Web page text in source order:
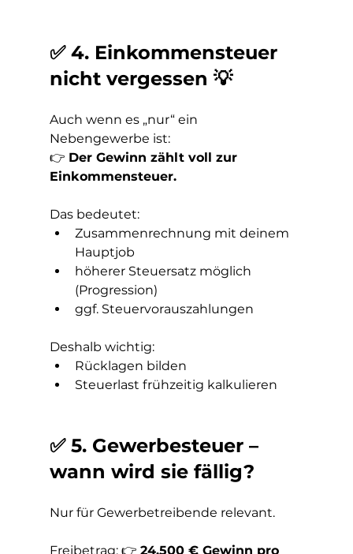
✅ 4. Einkommensteuer
nicht vergessen 💡
Auch wenn es „nur“ ein
Nebengewerbe ist:
👉 Der Gewinn zählt voll zur
Einkommensteuer.
Das bedeutet:
Zusammenrechnung mit deinem
Hauptjob
höherer Steuersatz möglich
(Progression)
ggf. Steuervorauszahlungen
Deshalb wichtig:
Rücklagen bilden
Steuerlast frühzeitig kalkulieren
✅ 5. Gewerbesteuer –
wann wird sie fällig?
Nur für Gewerbetreibende relevant.
Freibetrag: 👉 24.500 € Gewinn pro